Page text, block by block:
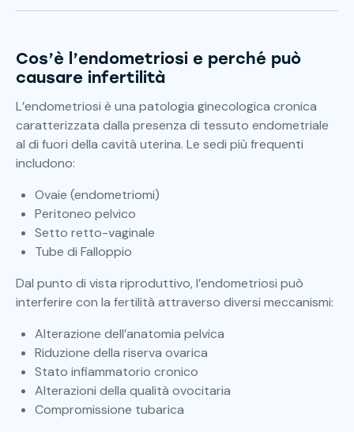
Cos’è l’endometriosi e perché può
causare infertilità
L’endometriosi è una patologia ginecologica cronica
caratterizzata dalla presenza di tessuto endometriale
al di fuori della cavità uterina. Le sedi più frequenti
includono:
Ovaie (endometriomi)
Peritoneo pelvico
Setto retto-vaginale
Tube di Falloppio
Dal punto di vista riproduttivo, l’endometriosi può
interferire con la fertilità attraverso diversi meccanismi:
Alterazione dell’anatomia pelvica
Riduzione della riserva ovarica
Stato infiammatorio cronico
Alterazioni della qualità ovocitaria
Compromissione tubarica